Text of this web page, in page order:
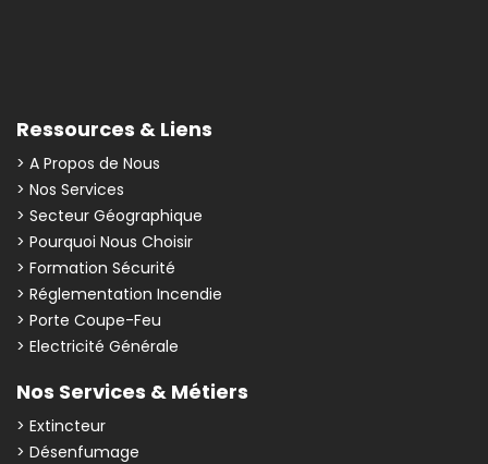
Ressources & Liens
> A Propos de Nous
> Nos Services
> Secteur Géographique
> Pourquoi Nous Choisir
> Formation Sécurité
> Réglementation Incendie
> Porte Coupe-Feu
> Electricité Générale
Nos Services & Métiers
> Extincteur
> Désenfumage